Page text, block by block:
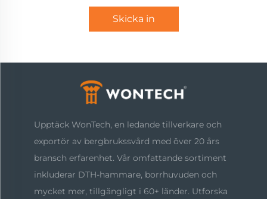
Skicka in
Upptäck WonTech, en ledande tillverkare och
exportör av bergbrukssvård med över 20 års
bransch erfarenhet. Vår omfattande sortiment
inkluderar DTH-hammare, borrhuvuden och
mycket mer, tillgängligt i 60+ länder. Utforska